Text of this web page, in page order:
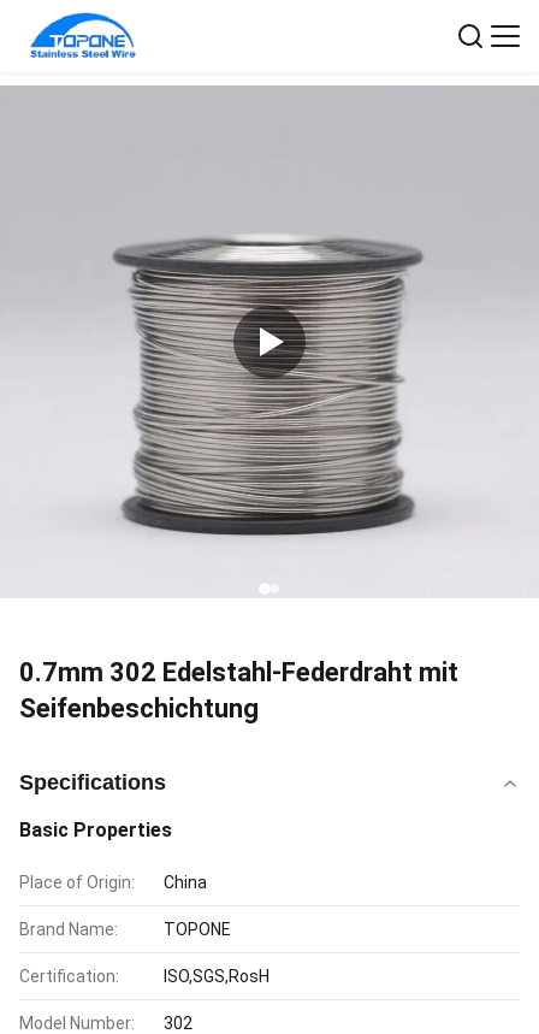
0.7mm 302 Edelstahl-Federdraht mit
Seifenbeschichtung
Specifications
Basic Properties
Place of Origin: China
Brand Name: TOPONE
Certification: ISO,SGS,RosH
Model Number: 302